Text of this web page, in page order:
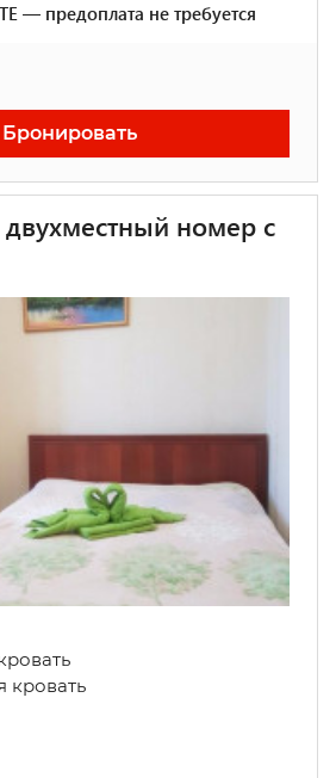
— предоплата не требуется
Бронировать
номер с
кровать